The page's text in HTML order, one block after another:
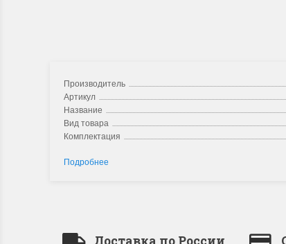
Производитель
Артикул
Название
Вид товара
Комплектация
Подробнее